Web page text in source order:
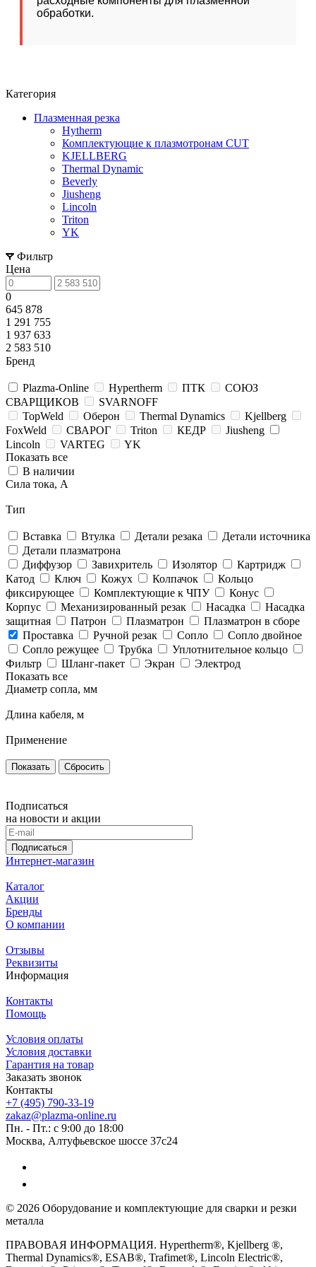
обработки.
Категория
Плазменная резка
Hytherm
Комплектующие к плазмотронам CUT
KJELLBERG
Thermal Dynamic
Beverly
Jiusheng
Lincoln
Triton
YK
Фильтр
Цена
0
645 878
1 291 755
1 937 633
2 583 510
Бренд
Plazma-Online Hypertherm ПТК
СОЮЗ
СВАРЩИКОВ
SVARNOFF
TopWeld
Оберон Thermal Dynamics
Kjellberg
FoxWeld
СВАРОГ Triton КЕДР
Jiusheng
Lincoln
VARTEG
YK
Показать все
В наличии
Сила тока, А
Тип
Вставка Втулка Детали резака
Детали источника
Детали плазматрона
Диффузор
Завихритель Изолятор
Картридж
Катод
Ключ Кожух Колпачок
Кольцо
фиксирующее
Комплектующие к ЧПУ
Конус
Корпус
Механизированный резак Насадка
Насадка
защитная
Патрон Плазматрон
Плазматрон в сборе
Проставка
Ручной резак Сопло
Сопло двойное
Сопло режущее
Трубка
Уплотнительное кольцо
Фильтр
Шланг-пакет Экран
Электрод
Показать все
Диаметр сопла, мм
Длина кабеля, м
Применение
Сбросить
Подписаться
на новости и акции
Подписаться
Интернет-магазин
Каталог
Акции
Бренды
О компании
Отзывы
Реквизиты
Информация
Контакты
Помощь
Условия оплаты
Условия доставки
Гарантия на товар
Заказать звонок
Контакты
+7 (495) 790-33-19
zakaz@plazma-online.ru
Пн. - Пт.: с 9:00 до 18:00
Москва, Алтуфьевское шоссе 37с24
© 2026 Оборудование и комплектующие для сварки и резки
металла
ПРАВОВАЯ ИНФОРМАЦИЯ. Hypertherm®, Kjellberg ®,
Thermal Dynamics®, ESAB®, Trafimet®, Lincoln Electric®,